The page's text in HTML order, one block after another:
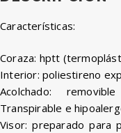
Características:
Coraza: hptt
Interior: poliestireno
Acolchado:
Transpirable e
Visor: preparado para